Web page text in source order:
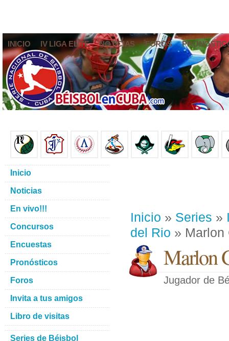
INICIO IV LIGA ELITE NOTICIAS FOROS
Inicio » Series »
del Rio » Marlon
Marlon
Jugador de
Inicio
Noticias
En vivo!!!
Concursos
Encuestas
Pronósticos
Foros
Invita a tus amigos
Libro de visitas
Series de Béisbol